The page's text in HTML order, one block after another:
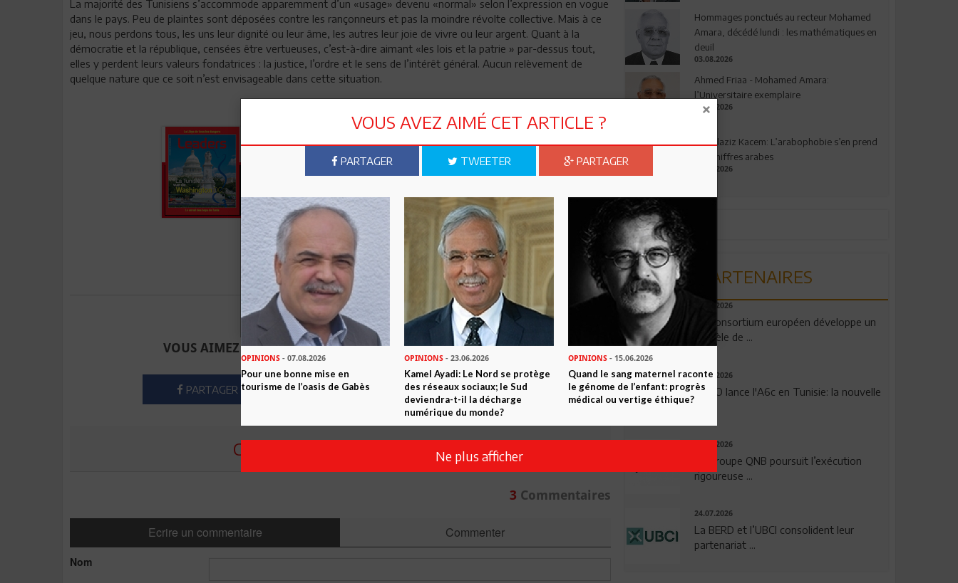
La majorité des Tunisiens s’accommode apparemment d’un «usage» devenu «normal» selon l’expression en vogue
dans le pays. Peu de plaintes sont déposées contre les rançonneurs et pas la moindre révolte collective. Mais à ce
jeu, nous perdons tous, les uns leur dignité ou leur âme, les autres leur joie de vivre ou leur argent. Quant à la
démocratie et la république, censées être vertueuses, c’est-à-dire aimant «les lois et la patrie » par-dessus tout,
elles y perdent leurs valeurs fondatrices : la justice, l’ordre et le sens de l’intérêt général. Aucun relèvement de
quelque nature que ce soit n’est envisageable dans cette situation.
Envoyer à un ami Imprimer
VOUS AIMEZ CET ARTICLE ? PARTAGEZ-LE AVEC VOS AMIS !
PARTAGER TWEETER ABONNEZ-VOUS
COMMENTER CET ARTICLE
3 Commentaires
Ecrire un commentaire Commenter
Nom
Hommages ponctués au recteur Mohamed
Amara, décédé lundi : les mathématiques en
deuil
03.08.2026
Ahmed Friaa - Mohamed Amara:
l’Universitaire exemplaire
04.08.2026
Abdelaziz Kacem: L’arabophobie s’en prend
aux chiffres arabes
09.07.2026
PARTENAIRES
06.08.2026
Un consortium européen développe un
modèle de ...
04.08.2026
OPPO lance l'A6c en Tunisie: la nouvelle
29.07.2026
Le Groupe QNB poursuit l’exécution
rigoureuse ...
24.07.2026
La BERD et l’UBCI consolident leur
partenariat ...
VOUS AVEZ AIMÉ CET ARTICLE ?
PARTAGER TWEETER PARTAGER
OPINIONS - 07.08.2026
Pour une bonne mise en
tourisme de l’oasis de Gabès
OPINIONS - 23.06.2026
Kamel Ayadi: Le Nord se protège
des réseaux sociaux; le Sud
deviendra-t-il la décharge
numérique du monde?
OPINIONS- 15.06.2026
Quand le sang maternel raconte
le génome de l’enfant: progrès
médical ou vertige éthique?
Ne plus afficher